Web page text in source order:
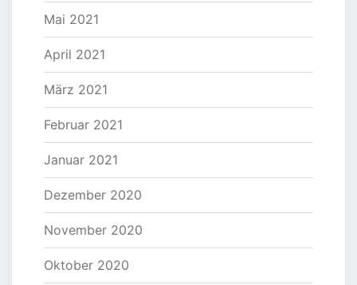
Mai 2021
April 2021
März 2021
Februar 2021
Januar 2021
Dezember 2020
November 2020
Oktober 2020